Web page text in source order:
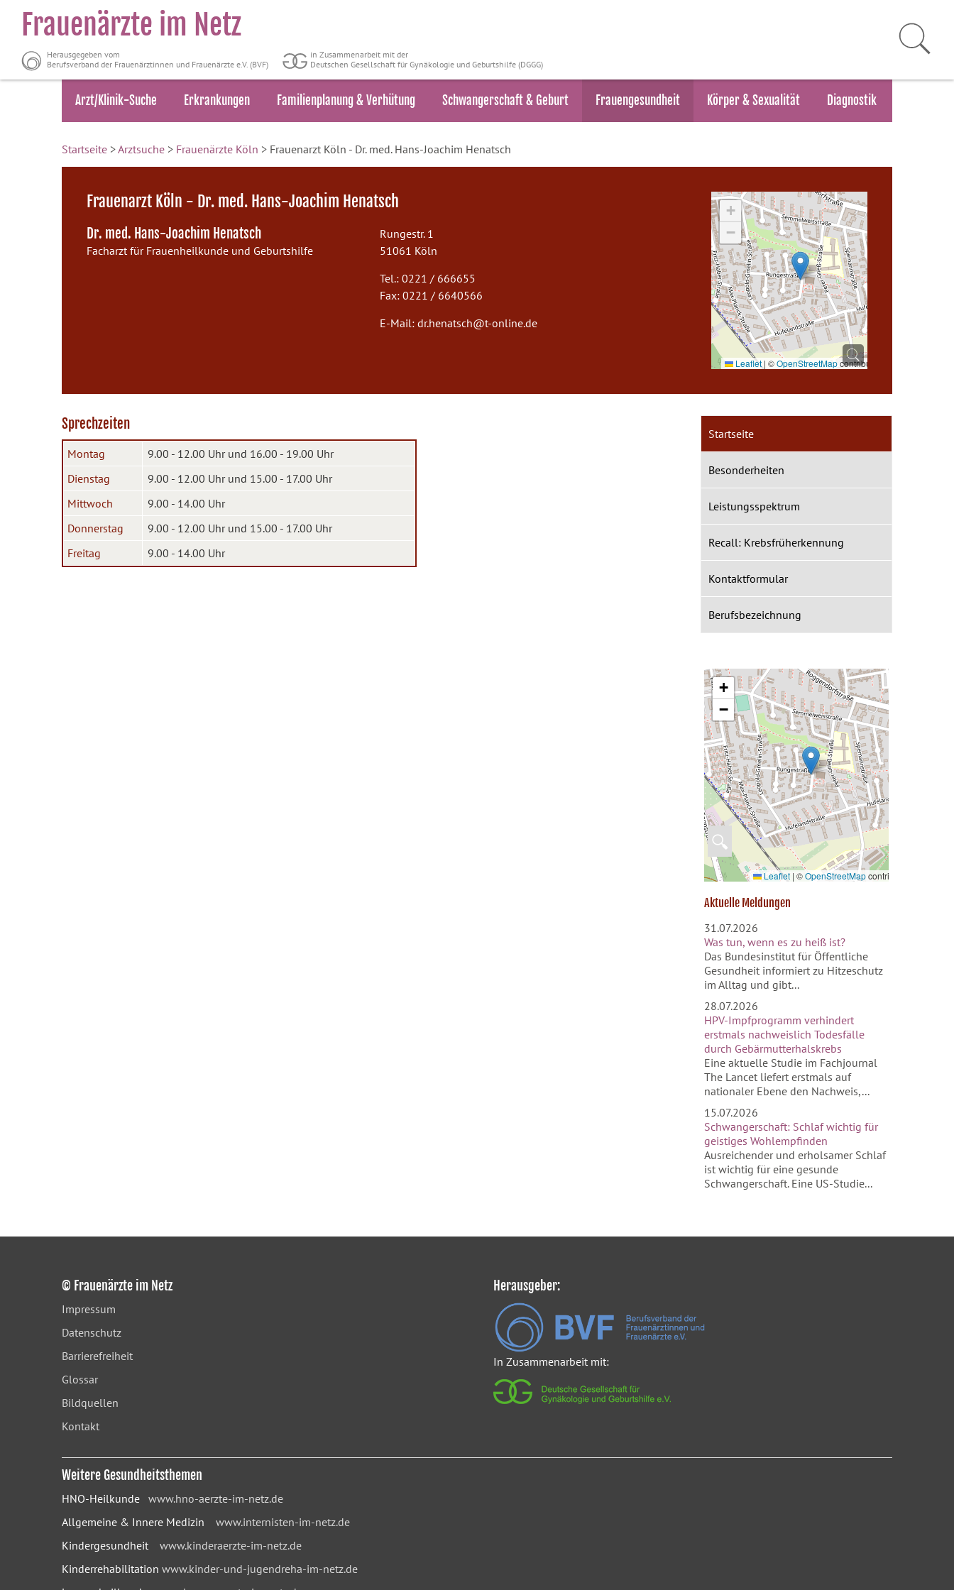
Frauenärzte im Netz
Herausgegeben vom
Berufsverband der Frauenärztinnen und Frauenärzte e.V. (BVF)
in Zusammenarbeit mit der
Deutschen Gesellschaft für Gynäkologie und Geburtshilfe (DGGG)
Arzt/Klinik-Suche Erkrankungen Familienplanung & Verhütung Schwangerschaft & Geburt Frauengesundheit Körper & Sexualität Diagnostik
Startseite >Arztsuche > Frauenärzte Köln > Frauenarzt Köln - Dr. med. Hans-Joachim Henatsch
Frauenarzt Köln - Dr. med. Hans-Joachim Henatsch
Dr. med. Hans-Joachim Henatsch
Facharzt für Frauenheilkunde und Geburtshilfe
Rungestr. 1
51061 Köln
Tel.: 0221 / 666655
Fax: 0221 / 6640566
E-Mail: dr.henatsch@t-online.de
+
−
Leaflet | ©OpenStreetMapcontributors
Sprechzeiten
Montag
9.00 - 12.00 Uhr und 16.00 - 19.00 Uhr
Dienstag
9.00 - 12.00 Uhr und 15.00 - 17.00 Uhr
Mittwoch
9.00 - 14.00 Uhr
Donnerstag
9.00 - 12.00 Uhr und 15.00 - 17.00 Uhr
Freitag
9.00 - 14.00 Uhr
Startseite
Besonderheiten
Leistungsspektrum
Recall: Krebsfrüherkennung
Kontaktformular
Berufsbezeichnung
🔍
+
−
Leaflet | ©OpenStreetMapcontributors
Aktuelle Meldungen
31.07.2026
Was tun, wenn es zu heiß ist?
Das Bundesinstitut für Öffentliche
Gesundheit informiert zu Hitzeschutz
im Alltag und gibt...
28.07.2026
HPV-Impfprogramm verhindert
erstmals nachweislich Todesfälle
durch Gebärmutterhalskrebs
Eine aktuelle Studie im Fachjournal
The Lancet liefert erstmals auf
nationaler Ebene den Nachweis,...
15.07.2026
Schwangerschaft: Schlaf wichtig für
geistiges Wohlempfinden
Ausreichender und erholsamer Schlaf
ist wichtig für eine gesunde
Schwangerschaft. Eine US-Studie...
© Frauenärzte im Netz
Impressum
Datenschutz
Barrierefreiheit
Glossar
Bildquellen
Kontakt
Herausgeber:
In Zusammenarbeit mit:
Weitere Gesundheitsthemen
HNO-Heilkunde www.hno-aerzte-im-netz.de
Allgemeine & Innere Medizin www.internisten-im-netz.de
Kindergesundheit www.kinderaerzte-im-netz.de
Kinderrehabilitation www.kinder-und-jugendreha-im-netz.de